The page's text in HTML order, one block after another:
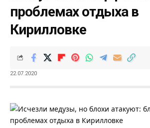
проблемах отдыха в
Кирилловке
22.07.2020